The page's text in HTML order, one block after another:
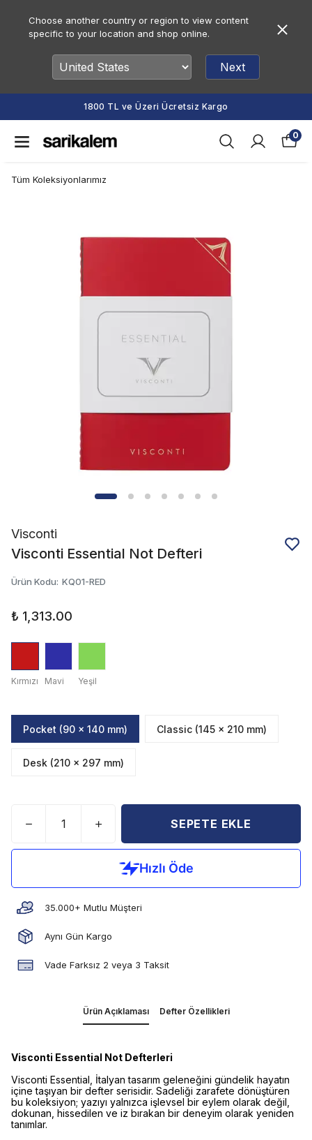
Choose another country or region to view content
specific to your location and shop online.
Next
Vade Farksız 2 veya 3
0
Tüm Koleksiyonlarımız
Visconti
Visconti Essential Not Defteri
Ürün Kodu: KQ01-RED
₺ 1,313.00
Kırmızı Mavi Yeşil
Pocket (90 x 140 mm) Classic (145 x 210 mm)
Desk (210 x 297 mm)
SEPETE EKLE
35.000+ Mutlu Müşteri
Aynı Gün Kargo
Vade Farksız 2 veya 3 Taksit
Ürün Açıklaması Defter Özellikleri
Visconti Essential Not Defterleri
Visconti Essential, İtalyan tasarım geleneğini gündelik hayatın
içine taşıyan bir defter serisidir. Sadeliği zarafete dönüştüren
bu koleksiyon; yazıyı yalnızca işlevsel bir eylem olarak değil,
dokunan, hissedilen ve iz bırakan bir deneyim olarak yeniden
tanımlar.